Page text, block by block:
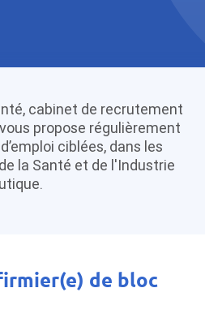
cabinet de recrutement
propose régulièrement
ciblées, dans les
la Santé et de l'Industrie
de bloc